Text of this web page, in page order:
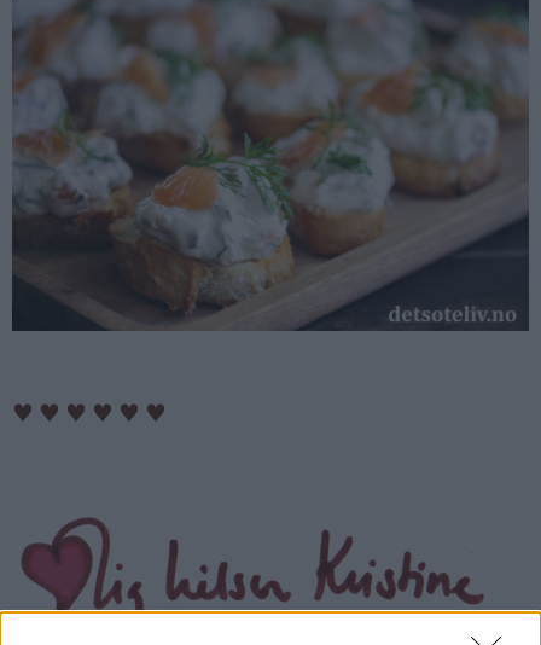
♥ ♥ ♥ ♥ ♥ ♥